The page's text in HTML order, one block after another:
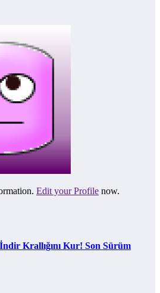
Edit your Profile now.
Krallığını Kur! Son Sürüm